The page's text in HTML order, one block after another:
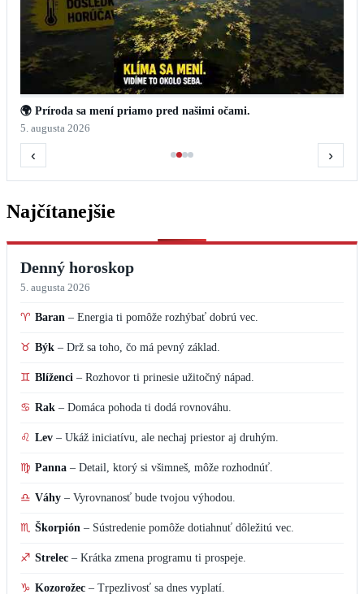
🌍 Príroda sa mení priamo pred našimi očami.
5. augusta 2026
‹ ›
Najčítanejšie
Denný horoskop
5. augusta 2026
♈ Baran – Energia ti pomôže rozhýbať dobrú vec.
♉ Býk – Drž sa toho, čo má pevný základ.
♊ Blíženci – Rozhovor ti prinesie užitočný nápad.
♋ Rak – Domáca pohoda ti dodá rovnováhu.
♌ Lev – Ukáž iniciatívu, ale nechaj priestor aj druhým.
♍ Panna – Detail, ktorý si všimneš, môže rozhodnúť.
♎ Váhy – Vyrovnanosť bude tvojou výhodou.
♏ Škorpión – Sústredenie pomôže dotiahnuť dôležitú vec.
♐ Strelec – Krátka zmena programu ti prospeje.
♑ Kozorožec – Trpezlivosť sa dnes vyplatí.